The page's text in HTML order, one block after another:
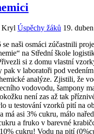
Kryl Úspěchy žáků 19.
se naši osmáci zúčastnili
na Střední škole
si z domu vlastní
pak v laboratoři pod
analýze. Zjistili, že
vodovodu, šampony
není zas až tak
u testování vzorků pití na
má asi 3% cukru, málo
a fruko v barevné
cukru! Vodu na pití